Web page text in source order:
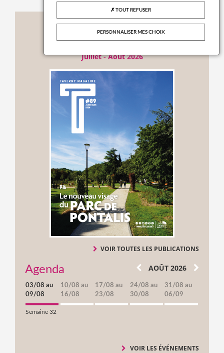
Publications
Juillet - Août 2026
VOIR TOUTES LES PUBLICATIONS
Agenda AOÛT 2026
03/08 au
09/08
Semaine 32
10/08 au
16/08
17/08 au
23/08
24/08 au
30/08
31/08 au
06/09
VOIR LES ÉVÉNEMENTS
TOUT REFUSER
PERSONNALISER MES CHOIX